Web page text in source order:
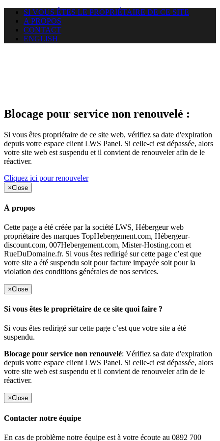
SI VOUS ÊTES LE PROPRIÉTAIRE DE CE SITE
A PROPOS
CONTACT
ENGLISH
Blocage pour service non renouvelé :
Si vous êtes propriétaire de ce site web, vérifiez sa date d'expiration
depuis votre espace client LWS Panel. Si celle-ci est dépassée, alors
votre site web est suspendu et il convient de renouveler afin de le
réactiver.
Cliquez ici pour renouveler
×Close
À propos
Cette page a été créée par la société LWS, Hébergeur web
propriétaire des marques TopHebergement.com, Hébergeur-
discount.com, 007Hebergement.com, Mister-Hosting.com et
RueDuDomaine.fr. Si vous êtes redirigé sur cette page c’est que
votre site a été suspendu soit pour facture impayée soit pour la
violation des conditions générales de nos services.
×Close
Si vous êtes le propriétaire de ce site quoi faire ?
Si vous êtes redirigé sur cette page c’est que votre site a été
suspendu.
Blocage pour service non renouvelé: Vérifiez sa date d'expiration
depuis votre espace client LWS Panel. Si celle-ci est dépassée, alors
votre site web est suspendu et il convient de renouveler afin de le
réactiver.
×Close
Contacter notre équipe
En cas de problème notre équipe est à votre écoute au 0892 700